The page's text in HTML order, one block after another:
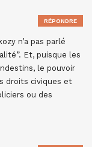
n’a pas parlé
Et, puisque les
le pouvoir
droits civiques et
ou des
RÉPONDRE